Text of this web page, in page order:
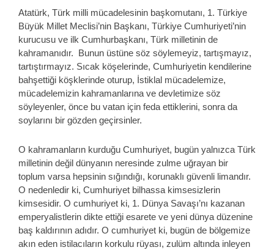
Atatürk, Türk milli mücadelesinin başkomutanı, 1. Türkiye
Büyük Millet Meclisi’nin Başkanı, Türkiye Cumhuriyeti’nin
kurucusu ve ilk Cumhurbaşkanı, Türk milletinin de
kahramanıdır. Bunun üstüne söz söylemeyiz, tartışmayız,
tartıştırmayız. Sıcak köşelerinde, Cumhuriyetin kendilerine
bahşettiği köşklerinde oturup, İstiklal mücadelemize,
mücadelemizin kahramanlarına ve devletimize söz
söyleyenler, önce bu vatan için feda ettiklerini, sonra da
soylarını bir gözden geçirsinler.
O kahramanların kurduğu Cumhuriyet, bugün yalnızca Türk
milletinin değil dünyanın neresinde zulme uğrayan bir
toplum varsa hepsinin sığındığı, korunaklı güvenli limandır.
O nedenledir ki, Cumhuriyet bilhassa kimsesizlerin
kimsesidir. O cumhuriyet ki, 1. Dünya Savaşı’nı kazanan
emperyalistlerin dikte ettiği esarete ve yeni dünya düzenine
baş kaldırının adıdır. O cumhuriyet ki, bugün de bölgemize
akın eden istilacıların korkulu rüyası, zulüm altında inleyen